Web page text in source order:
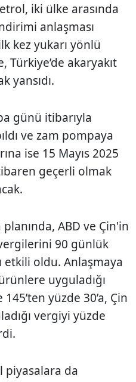
iki ülke arasında
anlaşması
kez yukarı yönlü
akaryakıt
yansıdı.
günü itibarıyla
ve zam pompaya
ise 15 Mayıs 2025
geçerli olmak
ABD ve Çin'in
90 günlük
etkili oldu. Anlaşmaya
uyguladığı
yüzde 30’a, Çin
vergiyi yüzde
piyasalara da